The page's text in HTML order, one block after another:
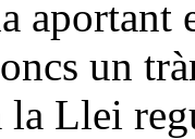
aportant
un
la Llei